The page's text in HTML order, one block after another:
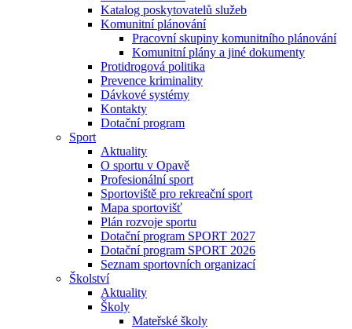
Katalog poskytovatelů služeb
Komunitní plánování
Pracovní skupiny komunitního plánování
Komunitní plány a jiné dokumenty
Protidrogová politika
Prevence kriminality
Dávkové systémy
Kontakty
Dotační program
Sport
Aktuality
O sportu v Opavě
Profesionální sport
Sportoviště pro rekreační sport
Mapa sportovišť
Plán rozvoje sportu
Dotační program SPORT 2027
Dotační program SPORT 2026
Seznam sportovních organizací
Školství
Aktuality
Školy
Mateřské školy